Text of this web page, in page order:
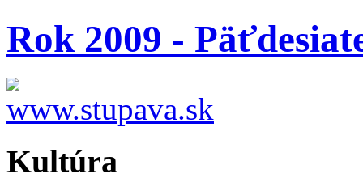
Rok 2009 -
Kultúra